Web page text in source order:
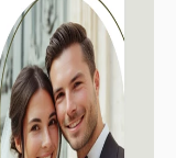
contato são